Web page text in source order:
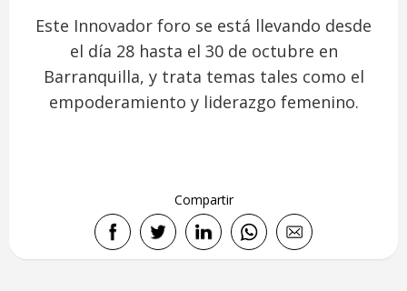
Este Innovador foro se está llevando desde
el día 28 hasta el 30 de octubre en
Barranquilla, y trata temas tales como el
empoderamiento y liderazgo femenino.
Compartir